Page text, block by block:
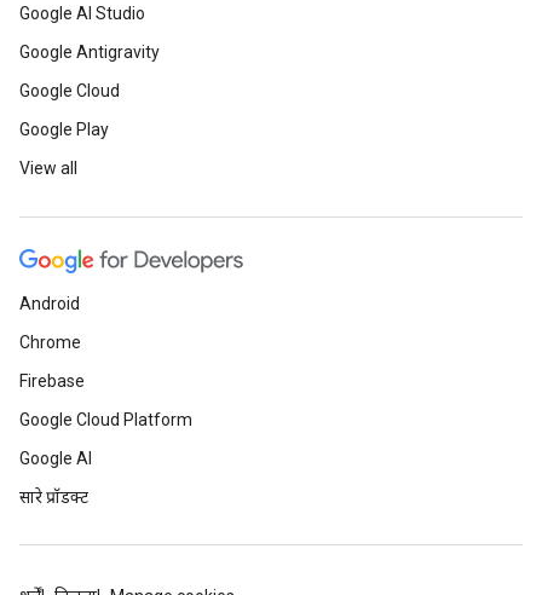
Google AI Studio
Google Antigravity
Google Cloud
Google Play
View all
Android
Chrome
Firebase
Google Cloud Platform
Google AI
सारे प्रॉडक्ट